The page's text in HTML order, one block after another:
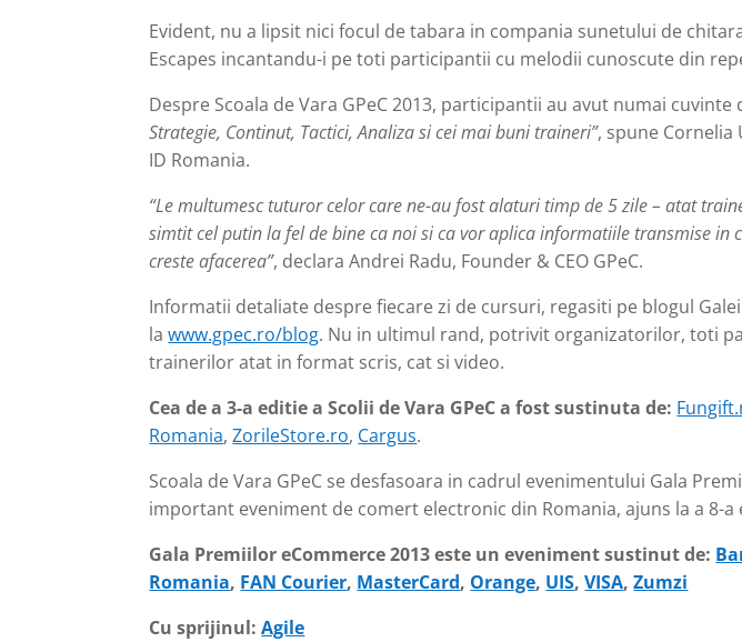
Evident, nu a lipsit nici focul de tabara in compania sunetului de
Escapes incantandu-i pe toti participantii cu melodii cunoscute din
Despre Scoala de Vara GPeC 2013, participantii au avut numai cuvinte
Strategie, Continut, Tactici, Analiza si cei mai buni traineri”, spune
ID Romania.
“Le multumesc tuturor celor care ne-au fost alaturi timp de 5 zile – atat
simtit cel putin la fel de bine ca noi si ca vor aplica informatiile transmise in
creste afacerea”, declara Andrei Radu, Founder & CEO GPeC.
Informatii detaliate despre fiecare zi de cursuri, regasiti pe blogul
lawww.gpec.ro/blog. Nu in ultimul rand, potrivit organizatorilor, toti
trainerilor atat in format scris, cat si video.
Cea de a 3-a editie a Scolii de Vara GPeC a fost sustinuta de:
Romania,ZorileStore.ro, Cargus.
Scoala de Vara GPeC se desfasoara in cadrul evenimentului Gala
important eveniment de comert electronic din Romania, ajuns la a 8-a
Gala Premiilor eCommerce 2013 este un eveniment sustinut de:
Romania, FAN Courier, MasterCard, Orange, UIS,VISA,Zumzi
Cu sprijinul:Agile